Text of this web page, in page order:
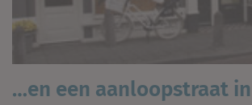
…en een aanloopstraat